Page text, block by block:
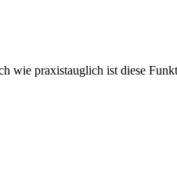
wie praxistauglich ist diese